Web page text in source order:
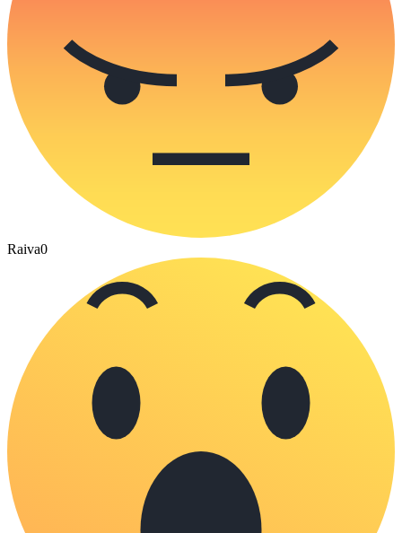
Raiva0